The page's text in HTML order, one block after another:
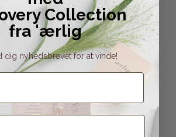
Vis produktCollection
fra 'ærlig
dig nyhedsbrevet for at vinde!